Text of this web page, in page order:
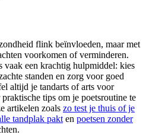
flink beïnvloeden, maar met
voorkomen of verminderen.
vaak een krachtig hulpmiddel: kies
standen en zorg voor goed
altijd je tandarts of arts voor
tips om je poetsroutine te
artikelen zoals zo test je thuis of je
tandplak pakt en poetsen zonder